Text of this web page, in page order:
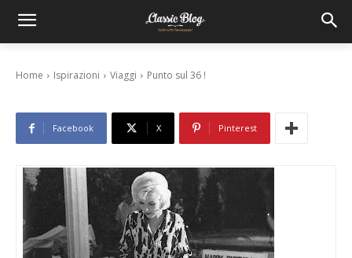
Home Ispirazioni Viaggi Punto sul 36 !
Facebook X Pinterest